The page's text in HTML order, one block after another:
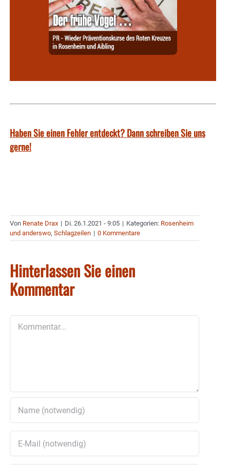
Haben Sie einen Fehler entdeckt? Dann schreiben Sie uns
gerne!
Von Renate Drax | Di. 26.1.2021 - 9:05 | Kategorien: Rosenheim
und anderswo, Schlagzeilen | 0 Kommentare
Hinterlassen Sie einen
Kommentar